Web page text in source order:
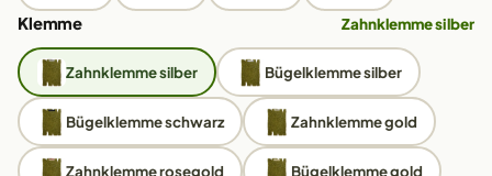
Klemme Zahnklemme silber
Zahnklemme silber Bügelklemme silber
Bügelklemme schwarz Zahnklemme gold
Zahnklemme rosegold Bügelklemme gold